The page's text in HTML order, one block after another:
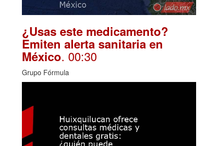
¿Usas este medicamento?
Emiten alerta sanitaria en
México. 00:30
Grupo Fórmula